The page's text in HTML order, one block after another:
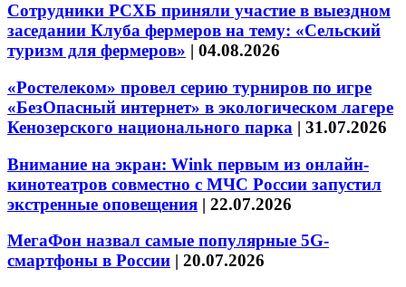
Сотрудники РСХБ приняли участие в выездном
заседании Клуба фермеров на тему: «Сельский
туризм для фермеров» | 04.08.2026
«Ростелеком» провел серию турниров по игре
«БезОпасный интернет» в экологическом лагере
Кенозерского национального парка | 31.07.2026
Внимание на экран: Wink первым из онлайн-
кинотеатров совместно с МЧС России запустил
экстренные оповещения | 22.07.2026
МегаФон назвал самые популярные 5G-
смартфоны в России | 20.07.2026